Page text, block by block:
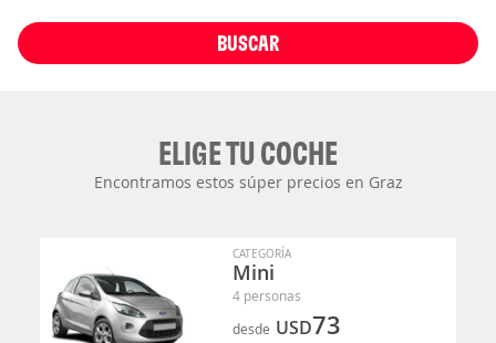
BUSCAR
ELIGE TU COCHE
Encontramos estos súper precios en Graz
CATEGORÍA
Mini
4 personas
desde USD73